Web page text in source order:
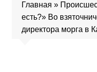
Главная »
есть?» Во
директора морга в